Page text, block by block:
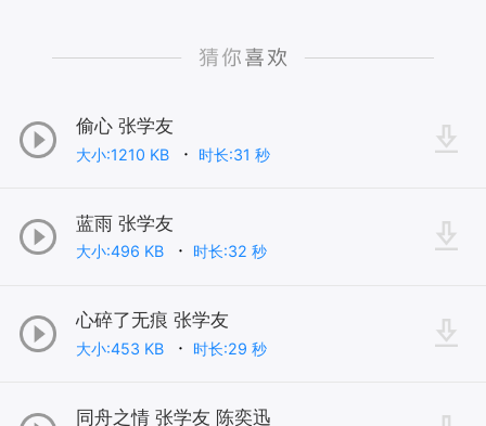
偷心 张学友
大小:1210 KB 时长:31 秒
蓝雨 张学友
大小:496 KB 时长:32 秒
心碎了无痕 张学友
大小:453 KB 时长:29 秒
同舟之情 张学友 陈奕迅